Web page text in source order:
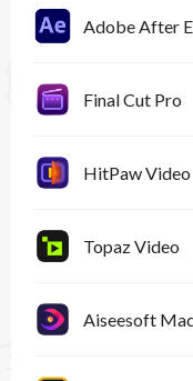
Final Cut Pro
Topaz Video